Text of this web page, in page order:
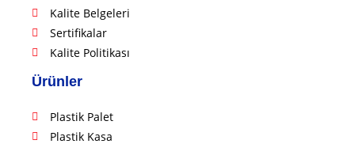
Kalite Belgeleri
Sertifikalar
Kalite Politikası
Ürünler
Plastik Palet
Plastik Kasa